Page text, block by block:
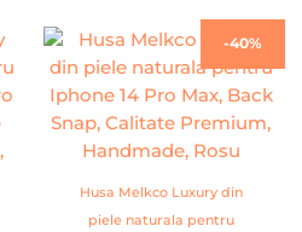
-40%
Husa Melkco Luxury din
piele naturala pentru
Prețul
a
fost:
134,00 lei.
Prețul
este:
79,99 lei.